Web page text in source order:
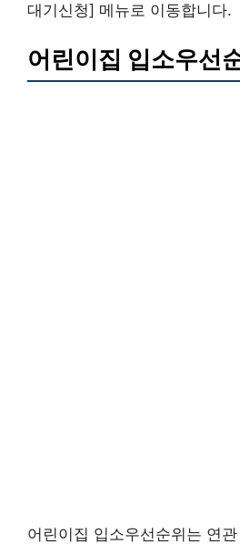
대기신청] 메뉴로 이동합니다.
어린이집 입소우선
어린이집 입소우선순위는 연